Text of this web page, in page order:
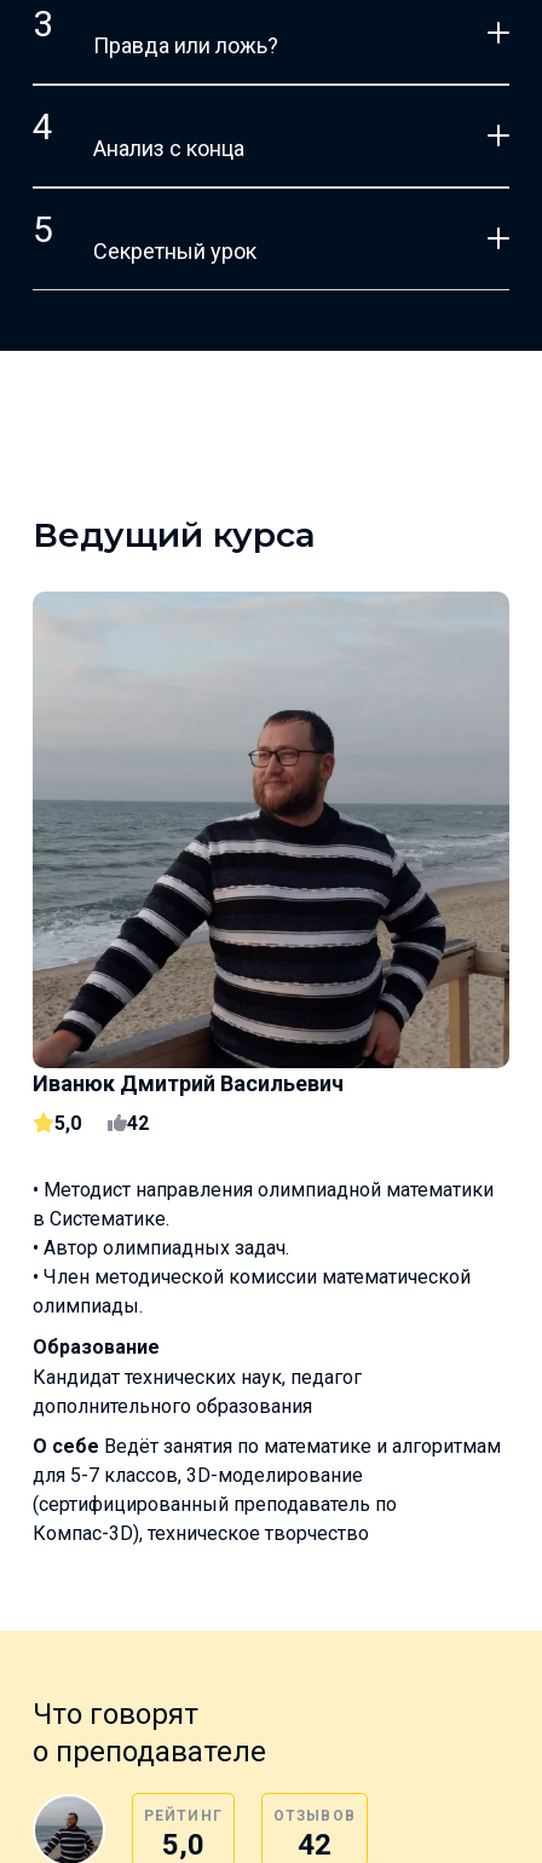
Правда или ложь?
Анализ с конца
Секретный урок
Ведущий курса
Иванюк Дмитрий Васильевич
5,0 42
• Методист направления олимпиадной математики
в Систематике.
• Автор олимпиадных задач.
• Член методической комиссии математической
олимпиады.
Образование
Кандидат технических наук, педагог
дополнительного образования
О себе Ведёт занятия по математике и алгоритмам
для 5-7 классов, 3D-моделирование
(сертифицированный преподаватель по
Компас-3D), техническое творчество
Что говорят
о преподавателе
РЕЙТИНГ
5,0
ОТЗЫВОВ
42